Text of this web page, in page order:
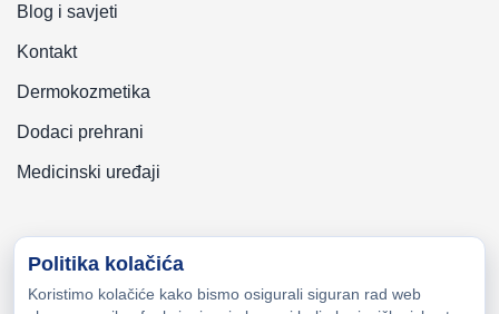
Blog i savjeti
Kontakt
Dermokozmetika
Dodaci prehrani
Medicinski uređaji
Politika kolačića
Koristimo kolačiće kako bismo osigurali siguran rad web